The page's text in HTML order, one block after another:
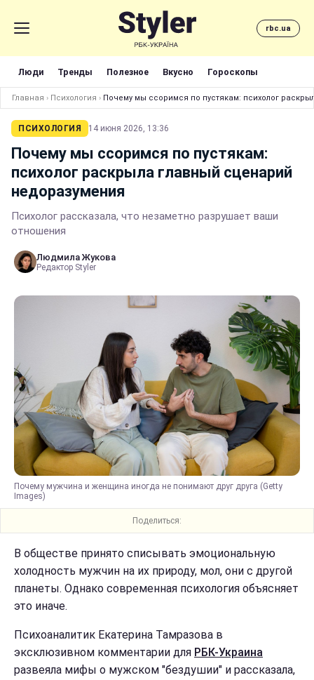
rbc.ua
Люди Тренды Полезное Вкусно Гороскопы
Главная › Психология › Почему мы ссоримся по пустякам: психолог
ПСИХОЛОГИЯ 14 июня 2026, 13:36
Почему мы ссоримся по пустякам:
психолог раскрыла главный сценарий
недоразумения
Психолог рассказала, что незаметно разрушает ваши
отношения
Людмила Жукова
Редактор Styler
Почему мужчина и женщина иногда не понимают друг друга (Getty
Images)
Поделиться:
В обществе принято списывать эмоциональную
холодность мужчин на их природу, мол, они с другой
планеты. Однако современная психология объясняет
это иначе.
Психоаналитик Екатерина Тамразова в
эксклюзивном комментарии для РБК-Украина
развеяла мифы о мужском "бездушии" и рассказала,